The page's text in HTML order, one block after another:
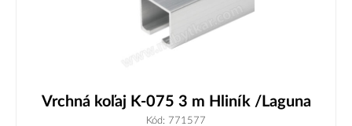
Vrchná koľaj K-075 3 m Hliník /Laguna
Kód: 771577